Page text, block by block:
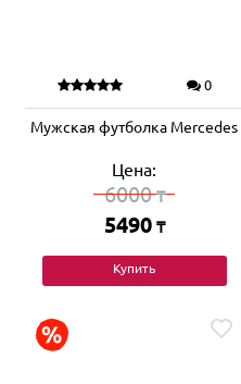
0
Мужская футболка Mercedes
Цена:
6000₸
5490 ₸
Купить